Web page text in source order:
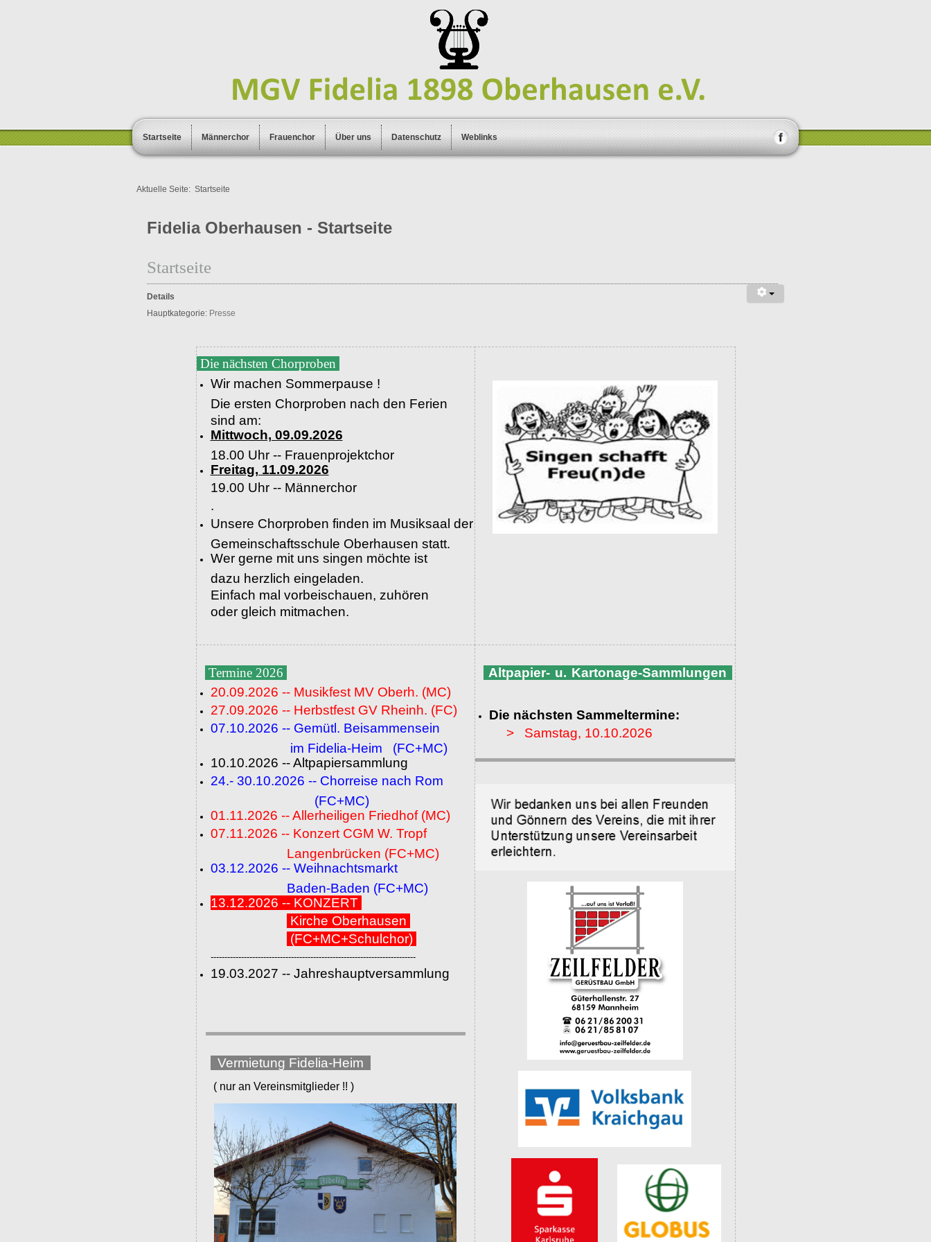
Startseite Männerchor Frauenchor Über uns Datenschutz Weblinks
Aktuelle Seite: Startseite
Fidelia Oberhausen - Startseite
Startseite
Details
Hauptkategorie: Presse
Die nächsten Chorproben
Wir machen Sommerpause !
Die ersten Chorproben nach den Ferien
sind am:
Mittwoch, 09.09.2026
18.00 Uhr -- Frauenprojektchor
Freitag, 11.09.2026
19.00 Uhr -- Männerchor
.
Unsere Chorproben finden im Musiksaal der
Gemeinschaftsschule Oberhausen statt.
Wer gerne mit uns singen möchte ist
dazu herzlich eingeladen.
Einfach mal vorbeischauen, zuhören
oder gleich mitmachen.
Termine 2026
20.09.2026 -- Musikfest MV Oberh. (MC)
27.09.2026 -- Herbstfest GV Rheinh. (FC)
07.10.2026 -- Gemütl. Beisammensein
im Fidelia-Heim (FC+MC)
10.10.2026 -- Altpapiersammlung
24.- 30.10.2026 -- Chorreise nach Rom
(FC+MC)
01.11.2026 -- Allerheiligen Friedhof (MC)
07.11.2026 -- Konzert CGM W. Tropf
Langenbrücken (FC+MC)
03.12.2026 -- Weihnachtsmarkt
Baden-Baden (FC+MC)
13.12.2026 -- KONZERT
Kirche Oberhausen
(FC+MC+Schulchor)
--------------------------------------------------------------------------
19.03.2027 -- Jahreshauptversammlung
Vermietung Fidelia-Heim
( nur an Vereinsmitglieder !! )
Altpapier- u. Kartonage-Sammlungen
Die nächsten Sammeltermine:
> Samstag, 10.10.2026